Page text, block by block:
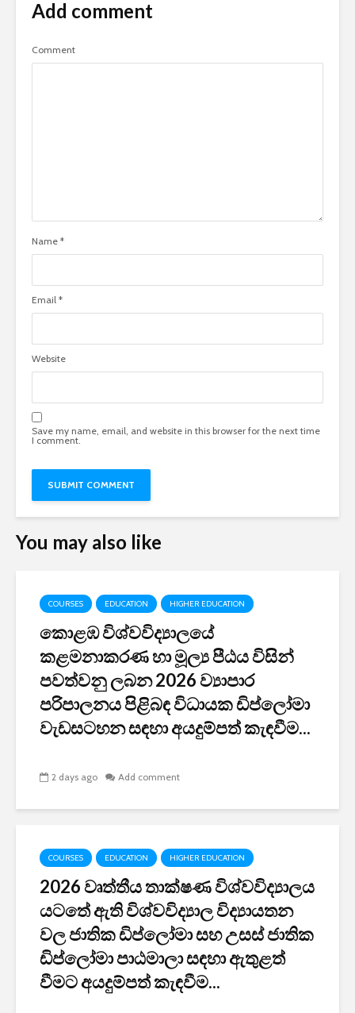
Add comment
Comment
Name *
Email *
Website
Save my name, email, and website in this browser for the next time
I comment.
You may also like
COURSES EDUCATION HIGHER EDUCATION
කොළඹ විශ්වවිද්‍යාලයේ
කළමනාකරණ හා මූල්‍ය පීඨය විසින්
පවත්වනු ලබන 2026 ව්‍යාපාර
පරිපාලනය පිළිබඳ විධායක ඩිප්ලෝමා
වැඩසටහන සඳහා අයදුම්පත් කැඳවීම...
2 days ago Add comment
COURSES EDUCATION HIGHER EDUCATION
2026 වෘත්තීය තාක්ෂණ විශ්වවිද්‍යාලය
යටතේ ඇති විශ්වවිද්‍යාල විද්‍යායතන
වල ජාතික ඩිප්ලෝමා සහ උසස් ජාතික
ඩිප්ලෝමා පාඨමාලා සඳහා ඇතුළත්
වීමට අයදුම්පත් කැඳවීම...